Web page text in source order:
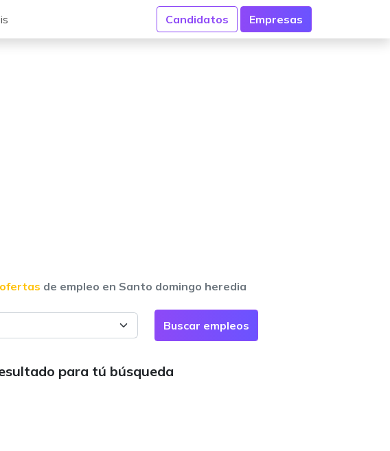
Candidatos Empresas
de empleo en Santo domingo heredia
para tú búsqueda